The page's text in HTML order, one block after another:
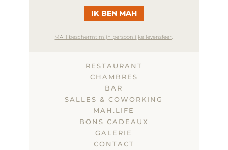
IK BEN MAH
MAH beschermt mijn persoonlijke levensfeer.
RESTAURANT
CHAMBRES
BAR
SALLES & COWORKING
MAH.LIFE
BONS CADEAUX
GALERIE
CONTACT